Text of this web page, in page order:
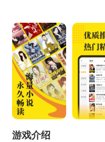
游戏介绍